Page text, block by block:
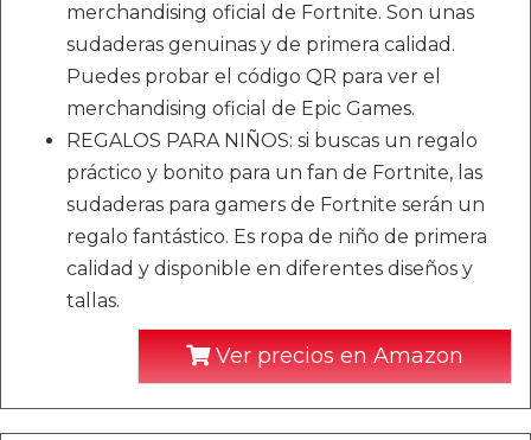
merchandising oficial de Fortnite. Son unas
sudaderas genuinas y de primera calidad.
Puedes probar el código QR para ver el
merchandising oficial de Epic Games.
REGALOS PARA NIÑOS: si buscas un regalo
práctico y bonito para un fan de Fortnite, las
sudaderas para gamers de Fortnite serán un
regalo fantástico. Es ropa de niño de primera
calidad y disponible en diferentes diseños y
tallas.
Ver precios en Amazon